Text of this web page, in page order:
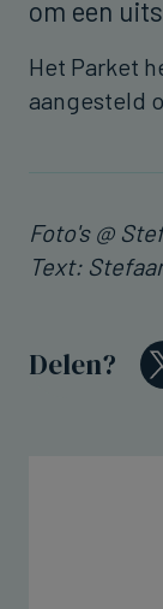
om een
Het Parket
aangesteld
Foto's @
Text:
Delen?